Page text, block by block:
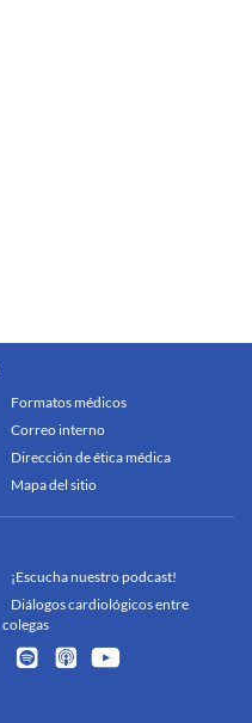
Formatos médicos
Correo interno
Dirección de ética médica
Mapa del sitio
¡Escucha nuestro podcast!
Diálogos cardiológicos entre
colegas